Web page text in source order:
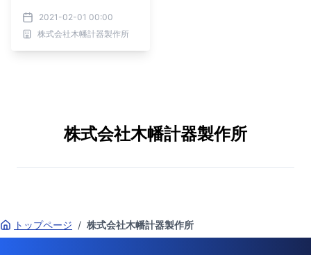
2021-02-01 00:00
株式会社木幡計器製作所
株式会社木幡計器製作所
トップページ / 株式会社木幡計器製作所